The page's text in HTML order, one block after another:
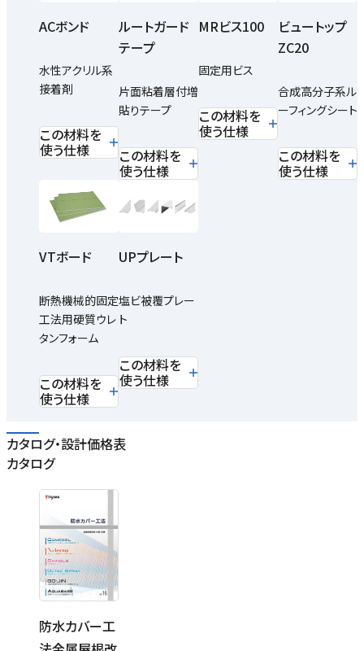
ACボンド
水性アクリル系
接着剤
この材料を
使う仕様
ルートガード
テープ
片面粘着層付増
貼りテープ
この材料を
使う仕様
MRビス100
固定用ビス
この材料を
使う仕様
ビュートップ
ZC20
合成高分子系ル
ーフィングシート
この材料を
使う仕様
VTボード
断熱機械的固定
工法用硬質ウレ
タンフォーム
この材料を
使う仕様
UPプレート
塩ビ被覆プレー
ト
この材料を
使う仕様
カタログ・設計価格表
カタログ
防水カバー工